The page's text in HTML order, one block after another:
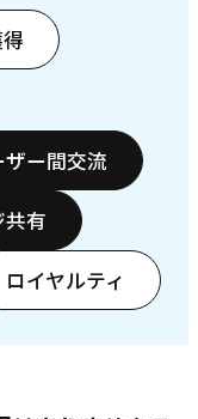
ザー間交流
共有
ロイヤルティ